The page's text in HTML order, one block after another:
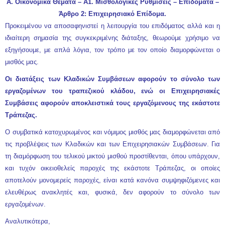
Α. Οικονομικά Θέματα – Α1. Μισθολογικές Ρυθμίσεις – Επιδόματα –
Άρθρο 2: Επιχειρησιακό Επίδομα.
Προκειμένου να αποσαφηνιστεί η λειτουργία του επιδόματος αλλά και η
ιδιαίτερη σημασία της συγκεκριμένης διάταξης, θεωρούμε χρήσιμο να
εξηγήσουμε, με απλά λόγια, τον τρόπο με τον οποίο διαμορφώνεται ο
μισθός μας.
Οι διατάξεις των Κλαδικών Συμβάσεων αφορούν το σύνολο των
εργαζομένων του τραπεζικού κλάδου, ενώ οι Επιχειρησιακές
Συμβάσεις αφορούν αποκλειστικά τους εργαζόμενους της εκάστοτε
Τράπεζας.
Ο συμβατικά κατοχυρωμένος και νόμιμος μισθός μας διαμορφώνεται από
τις προβλέψεις των Κλαδικών και των Επιχειρησιακών Συμβάσεων. Για
τη διαμόρφωση του τελικού μικτού μισθού προστίθενται, όπου υπάρχουν,
και τυχόν οικειοθελείς παροχές της εκάστοτε Τράπεζας, οι οποίες
αποτελούν μονομερείς παροχές, είναι κατά κανόνα συμψηφιζόμενες και
ελευθέρως ανακλητές και, φυσικά, δεν αφορούν το σύνολο των
εργαζομένων.
Αναλυτικότερα,